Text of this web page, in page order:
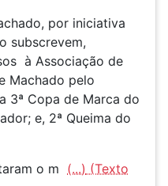
por iniciativa
subscrevem,
à Associação de
Machado pelo
3ª Copa de Marca do
e, 2ª Queima do
o m (...)